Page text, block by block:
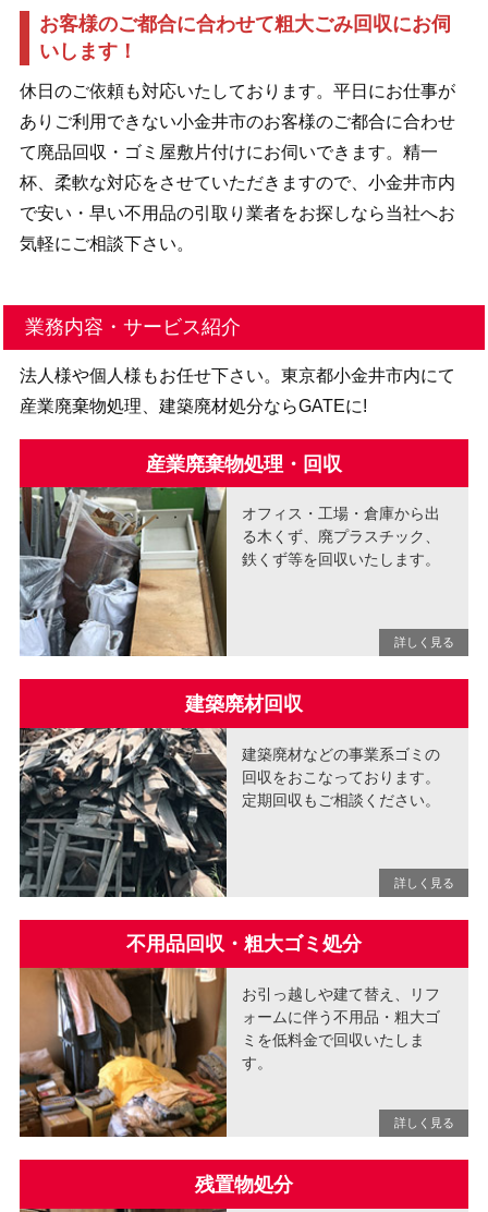
お客様のご都合に合わせて粗大ごみ回収にお伺
いします！
休日のご依頼も対応いたしております。平日にお仕事が
ありご利用できない小金井市のお客様のご都合に合わせ
て廃品回収・ゴミ屋敷片付けにお伺いできます。精一
杯、柔軟な対応をさせていただきますので、小金井市内
で安い・早い不用品の引取り業者をお探しなら当社へお
気軽にご相談下さい。
業務内容・サービス紹介
法人様や個人様もお任せ下さい。東京都小金井市内にて
産業廃棄物処理、建築廃材処分ならGATEに!
産業廃棄物処理・回収
オフィス・工場・倉庫から出
る木くず、廃プラスチック、
鉄くず等を回収いたします。
建築廃材回収
建築廃材などの事業系ゴミの
回収をおこなっております。
定期回収もご相談ください。
不用品回収・粗大ゴミ処分
お引っ越しや建て替え、リフ
ォームに伴う不用品・粗大ゴ
ミを低料金で回収いたしま
す。
残置物処分